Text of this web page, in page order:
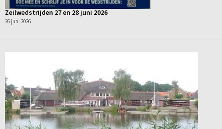
Zeilwedstrijden 27 en 28 juni 2026
26 juni 2026